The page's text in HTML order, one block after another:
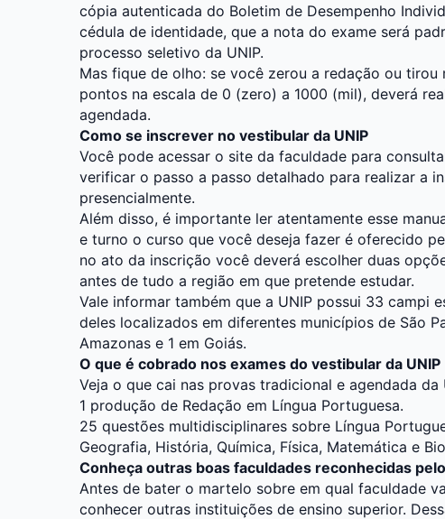
cópia autenticada do Boletim de Desempenho
cédula de identidade, que a nota do exame será
processo seletivo da UNIP.
Mas fique de olho: se você zerou a redação ou tirou
pontos na escala de 0 (zero) a 1000 (mil), deverá
agendada.
Como se inscrever no vestibular da UNIP
Você pode acessar o site da faculdade para
verificar o passo a passo detalhado para realizar a
presencialmente.
Além disso, é importante ler atentamente esse
e turno o curso que você deseja fazer é oferecido
no ato da inscrição você deverá escolher duas
antes de tudo a região em que pretende estudar.
Vale informar também que a UNIP possui 33 campi
deles localizados em diferentes municípios de São
Amazonas e 1 em Goiás.
O que é cobrado nos exames do vestibular da UNIP
Veja o que cai nas provas tradicional e agendada da
1 produção de Redação em Língua Portuguesa.
25 questões multidisciplinares sobre Língua
Geografia, História, Química, Física, Matemática e
Conheça outras boas faculdades reconhecidas
Antes de bater o martelo sobre em qual faculdade
conhecer outras instituições de ensino superior.